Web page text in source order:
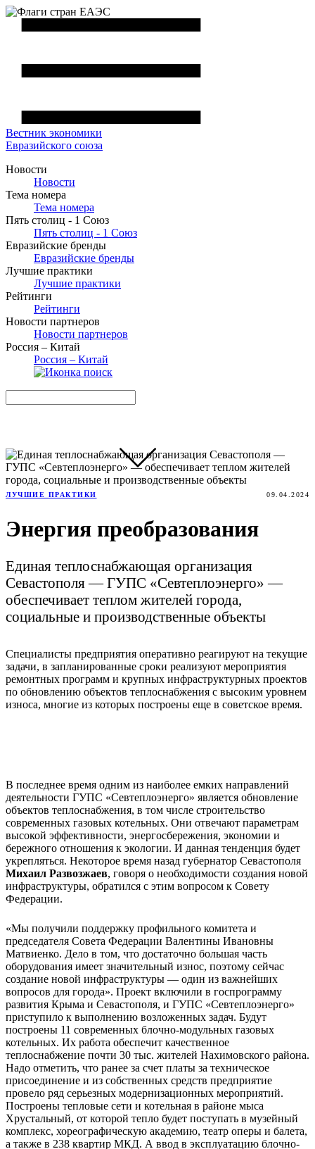
Вестник экономики
Евразийского союза
Новости
Новости
Тема номера
Тема номера
Пять столиц - 1 Союз
Пять столиц - 1 Союз
Евразийские бренды
Евразийские бренды
Лучшие практики
Лучшие практики
Рейтинги
Рейтинги
Новости партнеров
Новости партнеров
Россия – Китай
Россия – Китай
ЛУЧШИЕ ПРАКТИКИ 09.04.2024
Энергия преобразования
Единая теплоснабжающая организация
Севастополя — ГУПС «Севтеплоэнерго» —
обеспечивает теплом жителей города,
социальные и производственные объекты
Специалисты предприятия оперативно реагируют на текущие
задачи, в запланированные сроки реализуют мероприятия
ремонтных программ и крупных инфраструктурных проектов
по обновлению объектов теплоснабжения с высоким уровнем
износа, многие из которых построены еще в советское время.
В последнее время одним из наиболее емких направлений
деятельности ГУПС «Севтеплоэнерго» является обновление
объектов теплоснабжения, в том числе строительство
современных газовых котельных. Они отвечают параметрам
высокой эффективности, энергосбережения, экономии и
бережного отношения к экологии. И данная тенденция будет
укрепляться. Некоторое время назад губернатор Севастополя
Михаил Развозжаев, говоря о необходимости создания новой
инфраструктуры, обратился с этим вопросом к Совету
Федерации.
«Мы получили поддержку профильного комитета и
председателя Совета Федерации Валентины Ивановны
Матвиенко. Дело в том, что достаточно большая часть
оборудования имеет значительный износ, поэтому сейчас
создание новой инфраструктуры — один из важнейших
вопросов для города». Проект включили в госпрограмму
развития Крыма и Севастополя, и ГУПС «Севтеплоэнерго»
приступило к выполнению возложенных задач. Будут
построены 11 современных блочно-модульных газовых
котельных. Их работа обеспечит качественное
теплоснабжение почти 30 тыс. жителей Нахимовского района.
Надо отметить, что ранее за счет платы за техническое
присоединение и из собственных средств предприятие
провело ряд серьезных модернизационных мероприятий.
Построены тепловые сети и котельная в районе мыса
Хрустальный, от которой тепло будет поступать в музейный
комплекс, хореографическую академию, театр оперы и балета,
а также в 238 квартир МКД. А ввод в эксплуатацию блочно-